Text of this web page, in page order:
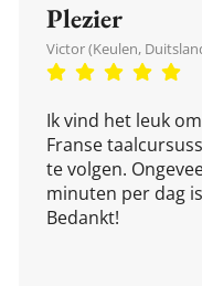
Plezier
Victor (Keulen,
Ik vind het leuk
Franse
te volgen.
minuten per dag
Bedankt!